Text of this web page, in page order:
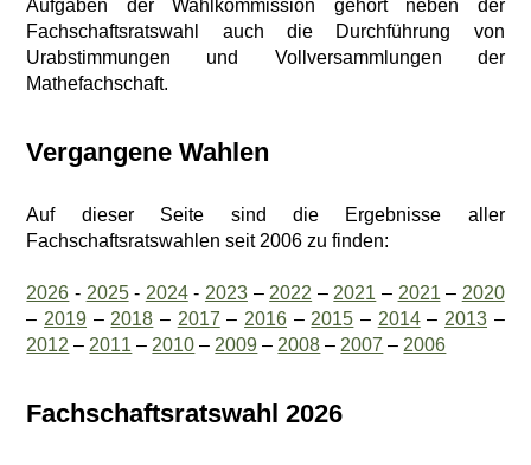
Aufgaben der Wahlkommission gehört neben der
Fachschaftsratswahl auch die Durchführung von
Urabstimmungen und Vollversammlungen der
Mathefachschaft.
Vergangene Wahlen
Auf dieser Seite sind die Ergebnisse aller
Fachschaftsratswahlen seit 2006 zu finden:
2026 - 2025- 2024- 2023– 2022 – 2021 – 2021 – 2020
– 2019 – 2018 – 2017 – 2016 – 2015 – 2014– 2013 –
2012 – 2011 – 2010 – 2009 – 2008 – 2007 – 2006
Fachschaftsratswahl 2026